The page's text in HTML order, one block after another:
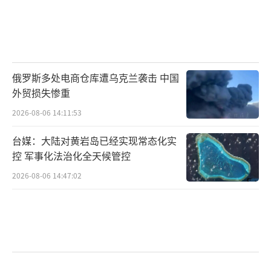
俄罗斯多处电商仓库遭乌克兰袭击 中国
外贸损失惨重
2026-08-06 14:11:53
台媒：大陆对黄岩岛已经实现常态化实
控 军事化法治化全天候管控
2026-08-06 14:47:02